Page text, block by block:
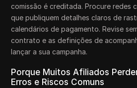
comissão é creditada. Procure redes
que publiquem detalhes claros de
calendários de pagamento. Revise
contrato e as definições de
lançar a sua campanha.
Porque Muitos Afiliados
Erros e Riscos Comuns